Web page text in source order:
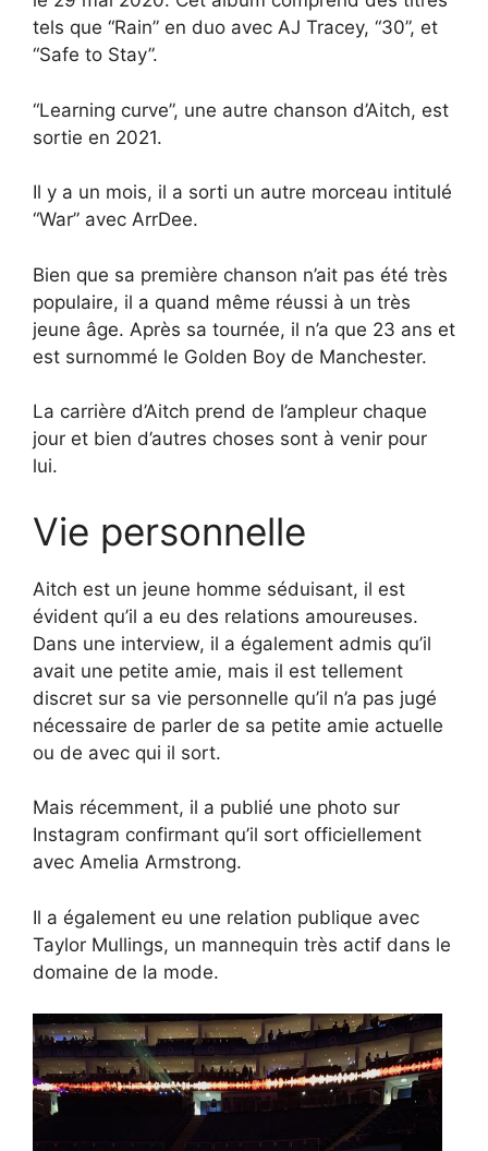
tels que “Rain” en duo avec AJ Tracey, “30”, et
“Safe to Stay”.
“Learning curve”, une autre chanson d’Aitch, est
sortie en 2021.
Il y a un mois, il a sorti un autre morceau intitulé
“War” avec ArrDee.
Bien que sa première chanson n’ait pas été très
populaire, il a quand même réussi à un très
jeune âge. Après sa tournée, il n’a que 23 ans et
est surnommé le Golden Boy de Manchester.
La carrière d’Aitch prend de l’ampleur chaque
jour et bien d’autres choses sont à venir pour
lui.
Vie personnelle
Aitch est un jeune homme séduisant, il est
évident qu’il a eu des relations amoureuses.
Dans une interview, il a également admis qu’il
avait une petite amie, mais il est tellement
discret sur sa vie personnelle qu’il n’a pas jugé
nécessaire de parler de sa petite amie actuelle
ou de avec qui il sort.
Mais récemment, il a publié une photo sur
Instagram confirmant qu’il sort officiellement
avec Amelia Armstrong.
Il a également eu une relation publique avec
Taylor Mullings, un mannequin très actif dans le
domaine de la mode.